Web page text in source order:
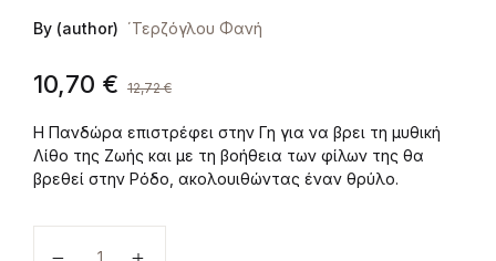
By (author) ΄Τερζόγλου Φανή
10,70 € 12,72€
Η Πανδώρα επιστρέφει στην Γη για να βρει τη μυθική
Λίθο της Ζωής και με τη βοήθεια των φίλων της θα
βρεθεί στην Ρόδο, ακολουιθώντας έναν θρύλο.